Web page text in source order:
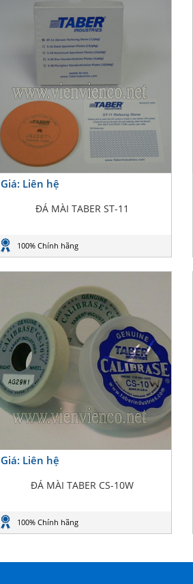
Giá: Liên hệ
ĐÁ MÀI TABER ST-11
100% Chính hãng
Giá: Liên hệ
ĐÁ MÀI TABER CS-10W
100% Chính hãng